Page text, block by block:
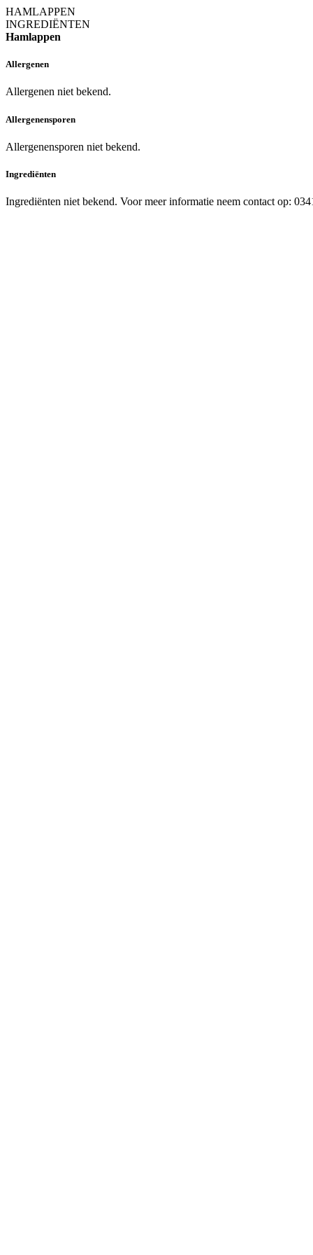
HAMLAPPEN
INGREDIËNTEN
Hamlappen
Allergenen
Allergenen niet bekend.
Allergenensporen
Allergenensporen niet bekend.
Ingrediënten
Ingrediënten niet bekend. Voor meer informatie neem contact op: